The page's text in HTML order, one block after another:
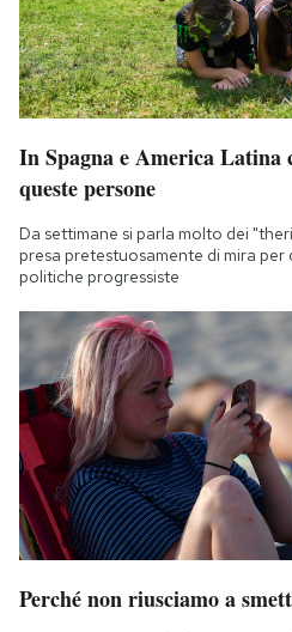
In Spagna e America Latina
queste persone
Da settimane si parla molto dei
presa pretestuosamente di mira per
politiche progressiste
Perché non riusciamo a